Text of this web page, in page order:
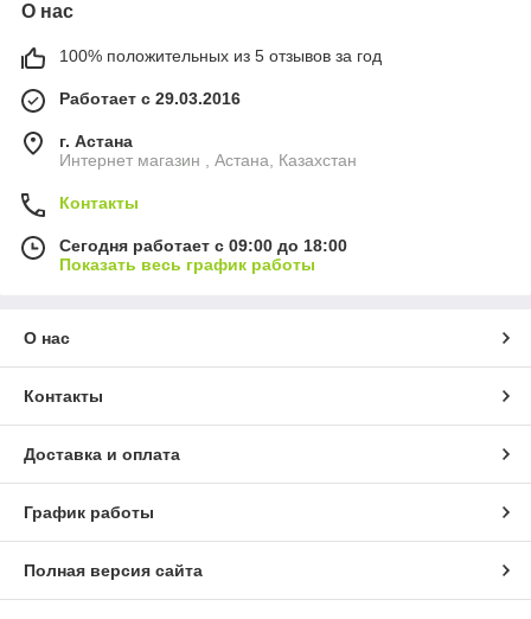
О нас
100% положительных из 5 отзывов за год
Работает с 29.03.2016
г. Астана
Интернет магазин , Астана, Казахстан
Контакты
Сегодня работает с 09:00 до 18:00
Показать весь график работы
О нас
Контакты
Доставка и оплата
График работы
Полная версия сайта